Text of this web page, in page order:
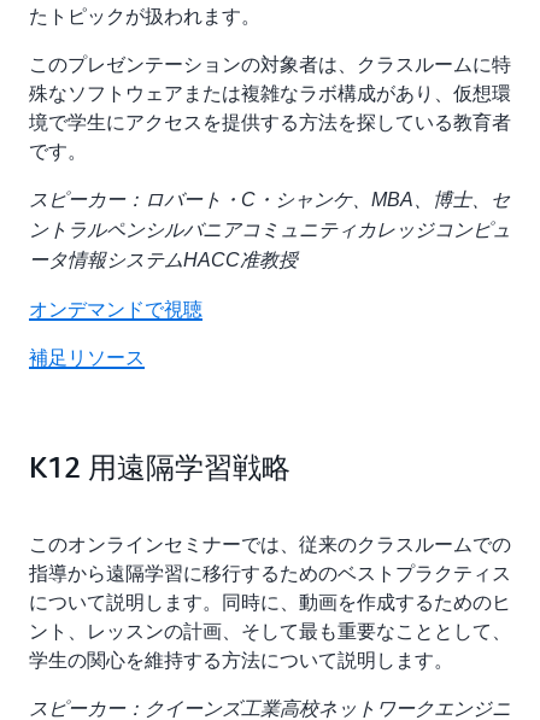
たトピックが扱われます。
このプレゼンテーションの対象者は、クラスルームに特
殊なソフトウェアまたは複雑なラボ構成があり、仮想環
境で学生にアクセスを提供する方法を探している教育者
です。
スピーカー：ロバート・C・シャンケ、MBA、博士、セ
ントラルペンシルバニアコミュニティカレッジコンピュ
ータ情報システムHACC准教授
オンデマンドで視聴
補足リソース
K12 用遠隔学習戦略
このオンラインセミナーでは、従来のクラスルームでの
指導から遠隔学習に移行するためのベストプラクティス
について説明します。同時に、動画を作成するためのヒ
ント、レッスンの計画、そして最も重要なこととして、
学生の関心を維持する方法について説明します。
スピーカー：クイーンズ工業高校ネットワークエンジニ